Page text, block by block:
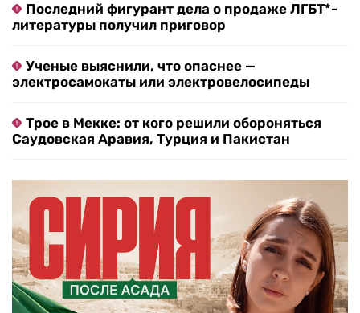
Последний фигурант дела о продаже ЛГБТ*-
литературы получил приговор
Ученые выяснили, что опаснее —
электросамокаты или электровелосипеды
Трое в Мекке: от кого решили обороняться
Саудовская Аравия, Турция и Пакистан